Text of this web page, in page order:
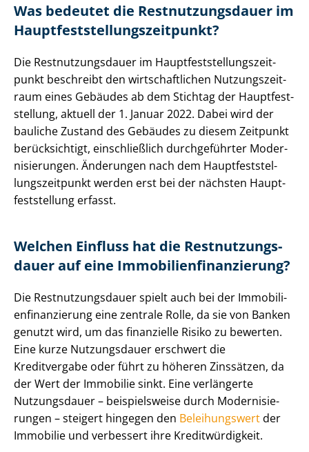
Was bedeutet die Rest­nut­zungs­dau­er im
Haupt­fest­stel­lungs­zeit­punkt?
Die Rest­nut­zungs­dau­er im Haupt­fest­stel­lungs­zeit­
punkt beschreibt den wirt­schaft­li­chen Nut­zungs­zeit­
raum eines Gebäudes ab dem Stichtag der Haupt­fest­
stel­lung, aktuell der 1. Januar 2022. Dabei wird der
bauliche Zustand des Gebäudes zu diesem Zeitpunkt
berücksichtigt, einschließlich durchgeführter Mo­der­
ni­sie­run­gen. Änderungen nach dem Haupt­fest­stel­
lungs­zeit­punkt werden erst bei der nächsten Haupt­
fest­stel­lung erfasst.
Welchen Einfluss hat die Rest­nut­zungs­
dau­er auf eine Im­mo­bi­li­en­fi­nan­zie­rung?
Die Rest­nut­zungs­dau­er spielt auch bei der Im­mo­bi­li­
en­fi­nan­zie­rung eine zentrale Rolle, da sie von Banken
genutzt wird, um das finanzielle Risiko zu bewerten.
Eine kurze Nutzungsdauer erschwert die
Kreditvergabe oder führt zu höheren Zinssätzen, da
der Wert der Immobilie sinkt. Eine verlängerte
Nutzungsdauer – beispielsweise durch Mo­der­ni­sie­
run­gen – steigert hingegen den Beleihungswertder
Immobilie und verbessert ihre Kre­dit­wür­dig­keit.